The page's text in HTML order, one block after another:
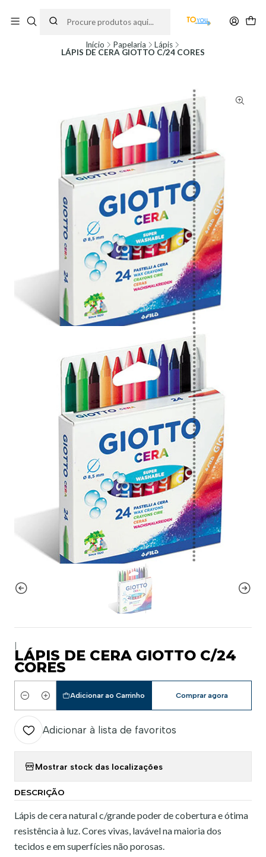
partir do dia 11 de Agosto, às 10H.
Início Papelaria
Lápis
LÁPIS DE CERA GIOTTO C/24 CORES
LÁPIS DE CERA GIOTTO C/24
CORES
Quantidade
Adicionar ao Carrinho Comprar agora
Adicionar à lista de favoritos
Mostrar stock das localizações
DESCRIÇÃO
Lápis de cera natural c/grande poder de cobertura e ótima
resistência à luz. Cores vivas, lavável na maioria dos
tecidos e em superfícies não porosas.